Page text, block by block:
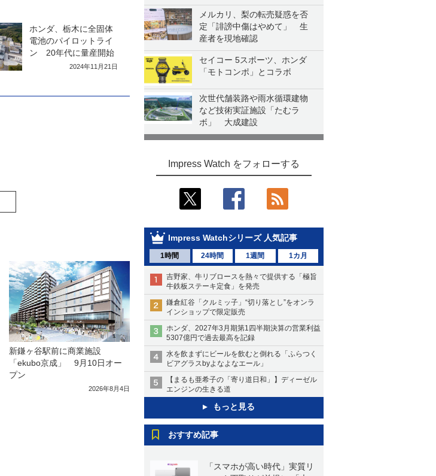
メルカリ、梨の転売疑惑を否
定「誹謗中傷はやめて」 生
産者を現地確認
セイコー 5スポーツ、ホンダ
「モトコンポ」とコラボ
次世代舗装路や雨水循環建物
など技術実証施設「たむラ
ボ」 大成建設
Impress Watch をフォローする
Impress Watchシリーズ 人気記事
1時間 24時間 1週間 1カ月
吉野家、牛リブロースを熱々で提供する「極旨
牛鉄板ステーキ定食」を発売
鎌倉紅谷「クルミッ子」“切り落とし”をオンラ
インショップで限定販売
ホンダ、2027年3月期第1四半期決算の営業利益
5307億円で過去最高を記録
水を飲まずにビールを飲むと倒れる「ふらつく
ビアグラスbyよなよなエール」
【まるも亜希子の「寄り道日和」】ディーゼル
エンジンの生きる道
もっと見る
おすすめ記事
「スマホが高い時代」実質リ
ホンダ、栃木に全固体
電池のパイロットライ
ン 20年代に量産開始
2024年11月21日
新鎌ヶ谷駅前に商業施設
「ekubo京成」 9月10日オー
プン
2026年8月4日